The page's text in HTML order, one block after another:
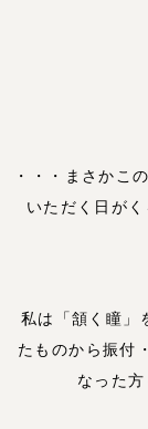
・・・まさかこ
いただく日が
私は「頷く瞳」
たものから振付
なった